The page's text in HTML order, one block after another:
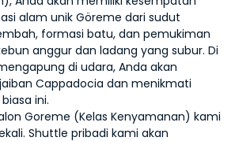
alam unik Göreme dari sudut
formasi batu, dan pemukiman
anggur dan ladang yang subur. Di
di udara, Anda akan
Cappadocia dan menikmati
ini.
Goreme (Kelas Kenyamanan) kami
Shuttle pribadi kami akan